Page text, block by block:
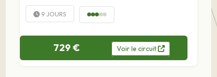
9 JOURS
729 € Voirle circuit